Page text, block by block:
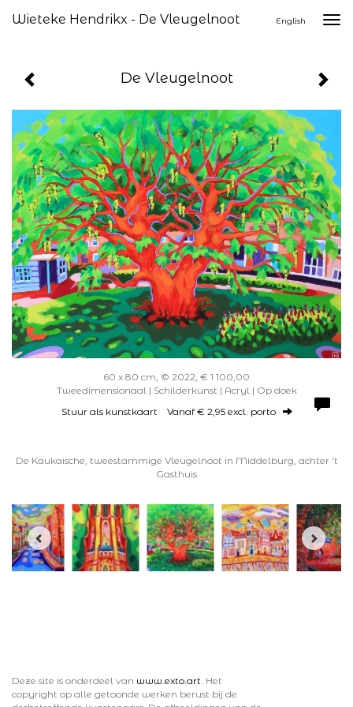
Wieteke Hendrikx - De Vleugelnoot English
De Vleugelnoot
60 x 80 cm, © 2022, € 1 100,00
Tweedimensionaal | Schilderkunst | Acryl | Op doek
Stuur als kunstkaart Vanaf € 2,95 excl. porto
De Kaukaische, tweestammige Vleugelnoot in Middelburg, achter 't
Gasthuis
Deze site is onderdeel van www.exto.art. Het
copyright op alle getoonde werken berust bij de